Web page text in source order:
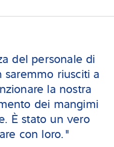
del personale di
riusciti a
la nostra
dei mangimi
È stato un vero
con loro."